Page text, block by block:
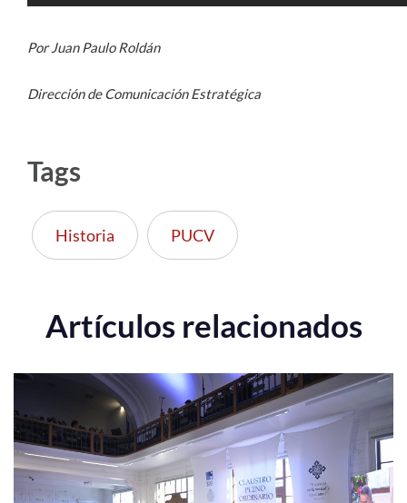
Por Juan Paulo Roldán
Dirección de Comunicación Estratégica
Tags
Historia PUCV
Artículos relacionados